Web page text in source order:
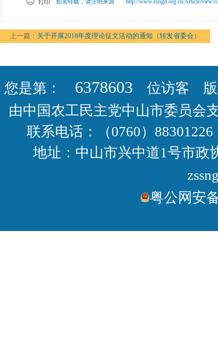
如需转载，请注明来源 http://www.zsngd.org.cn/Article/view/
上一篇： 关于开展2018年度理论征文活动的通知（转发省委会）
您是第： 6378603 位访客 版
由中国农工民主党中山市委员
联系电话：（0760）
地址：中山市兴中道1号市政
粤公网安